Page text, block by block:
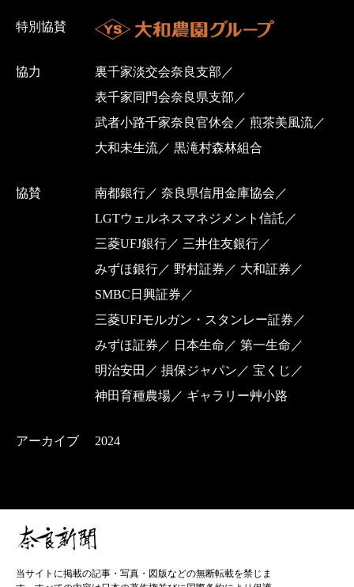
特別協賛
協力
裏千家淡交会奈良支部
表千家同門会奈良県支部
武者小路千家奈良官休会
煎茶美風流
大和未生流
黒滝村森林組合
協賛 南都銀行
奈良県信用金庫協会
LGTウェルネスマネジメント信託
三菱UFJ銀行
三井住友銀行
みずほ銀行
野村証券
大和証券
SMBC日興証券
三菱UFJモルガン・スタンレー証券
みずほ証券
日本生命
第一生命
明治安田
損保ジャパン
宝くじ
神田育種農場
ギャラリー艸小路
アーカイブ 2024
当サイトに掲載の記事・写真・図版などの無断転載を禁じま